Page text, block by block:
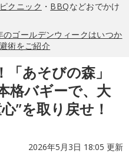
ピクニック ・ BBQなどおでかけ
のゴールデンウィークはいつか
術をご紹介
あそびの森」
格バギーで、大
”を取り戻せ！
2026年5月3日 18:05 更新